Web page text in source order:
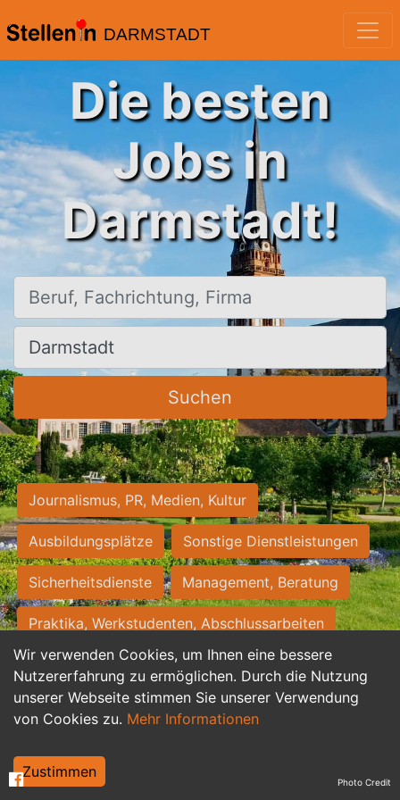
DARMSTADT
Wir verwenden Cookies, um Ihnen eine bessere
Nutzererfahrung zu ermöglichen. Durch die Nutzung
unserer Webseite stimmen Sie unserer Verwendung
von Cookies zu. Mehr Informationen
Zustimmen
Die besten
Jobs in
Darmstadt!
Beruf, Fachrichtung, Firma
Ort, Stadt
Suchen
Journalismus, PR, Medien, Kultur
Ausbildungsplätze Sonstige Dienstleistungen
Sicherheitsdienste Management, Beratung
Praktika, Werkstudenten, Abschlussarbeiten
Personalwesen Assistenz, Sekretariat
Hilfskräfte, Aushilfs- und Nebenjobs
Weiterbildung, Studium, duale Ausbildung Photo Credit